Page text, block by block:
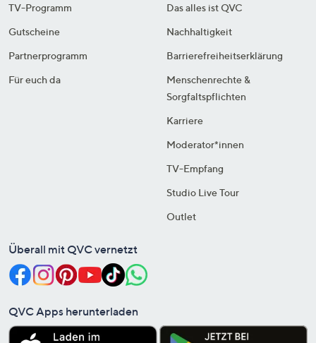
TV-Programm
Gutscheine
Partnerprogramm
Für euch da
Das alles ist QVC
Nachhaltigkeit
Barrierefreiheitserklärung
Menschenrechte &
Sorgfaltspflichten
Karriere
Moderator*innen
TV-Empfang
Studio Live Tour
Outlet
Überall mit QVC vernetzt
QVC Apps herunterladen